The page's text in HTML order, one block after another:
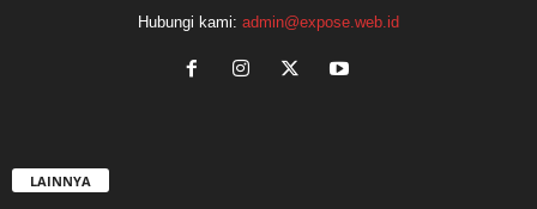
Hubungi kami: admin@expose.web.id
LAINNYA